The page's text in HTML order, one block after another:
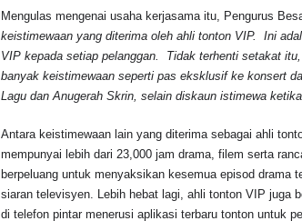
Mengulas mengenai usaha kerjasama itu, Pengurus
keistimewaan yang diterima oleh ahli tonton VIP. Ini
VIP kepada setiap pelanggan. Tidak terhenti setakat
banyak keistimewaan seperti pas eksklusif ke konsert
Lagu dan Anugerah Skrin, selain diskaun istimewa
Antara keistimewaan lain yang diterima sebagai ahli
mempunyai lebih dari 23,000 jam drama, filem serta
berpeluang untuk menyaksikan kesemua episod drama
siaran televisyen. Lebih hebat lagi, ahli tonton VIP juga
di telefon pintar menerusi aplikasi terbaru tonton untuk